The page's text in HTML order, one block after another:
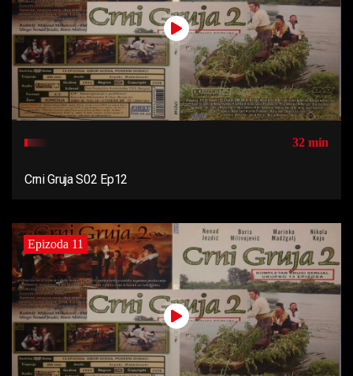
32 min
Crni Gruja S02 Ep12
Epizoda 11